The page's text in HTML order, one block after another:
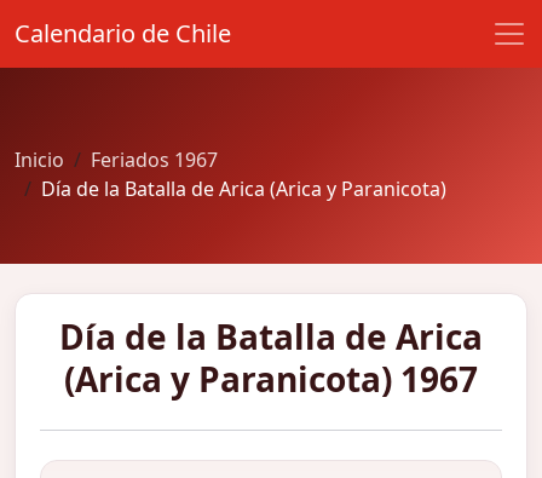
Calendario de Chile
Inicio
Feriados 1967
Día de la Batalla de Arica (Arica y Paranicota)
Día de la Batalla de Arica
(Arica y Paranicota) 1967